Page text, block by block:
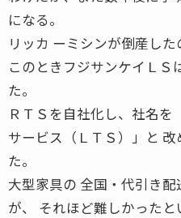
になる。
リッカ ーミシンが倒産した
このときフジサンケイＬＳ
た。
ＲＴＳを自社化し、社名を
サービス（ＬＴＳ）」と
た。
大型家具の 全国・代引き
が、 それほど難しかったと